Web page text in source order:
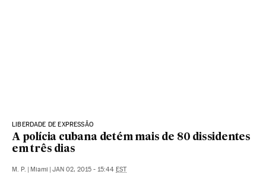
LIBERDADE DE EXPRESSÃO
A polícia cubana detém mais de 80 dissidentes
em três dias
M. P. Miami JAN 02, 2015 - 15:44 EST